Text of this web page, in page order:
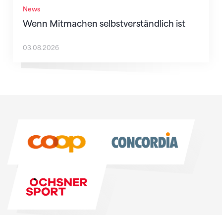
News
Wenn Mitmachen selbstverständlich ist
03.08.2026